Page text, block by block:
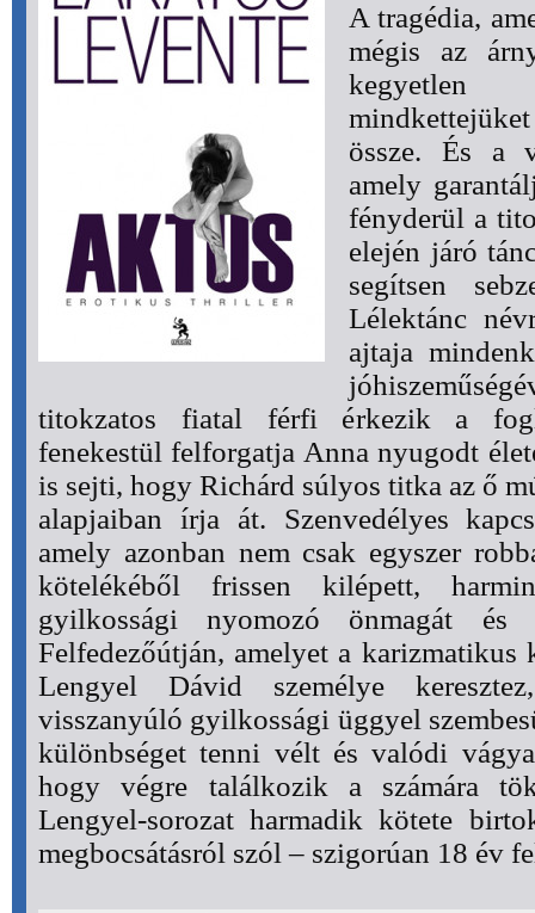
A tragédia,
mégis az
össze. És a
amely
fényderül a
elején járó
segítsen
Lélektánc
ajtaja
titokzatos fiatal férfi érkezik a
fenekestül felforgatja Anna nyugodt
is sejti, hogy Richárd súlyos titka az ő
alapjaiban írja át. Szenvedélyes
amely azonban nem csak egyszer
kötelékéből frissen kilépett,
gyilkossági nyomozó önmagát és
Felfedezőútján, amelyet a karizmatikus
Lengyel Dávid személye
visszanyúló gyilkossági üggyel
különbséget tenni vélt és valódi
hogy végre találkozik a számára
Lengyel-sorozat harmadik kötete
megbocsátásról szól – szigorúan 18 év